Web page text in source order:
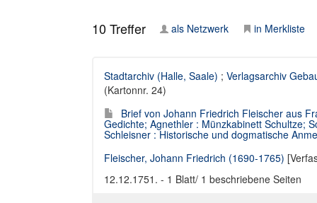
10Treffer als Netzwerk in Merkliste
Stadtarchiv (Halle, Saale) ; Verlagsarchiv
(Kartonnr. 24)
Brief von Johann Friedrich Fleischer aus
Gedichte; Agnethler : Münzkabinett Schultze;
Schleisner : Historische und dogmatische
Fleischer, Johann Friedrich (1690-1765)
12.12.1751. - 1 Blatt/ 1 beschriebene Seiten